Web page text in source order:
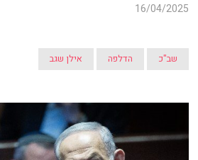
16/04/2025
שב"כ הדלפה אילן שגב